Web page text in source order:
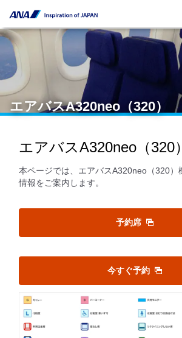
エアバスA320neo（320）
エアバスA320neo（320）
本ページでは、エアバスA320neo（320）
情報をご案内します。
予約席
今すぐ予約